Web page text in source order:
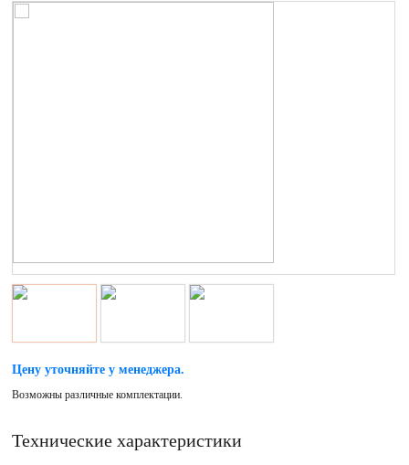
Цену уточняйте у менеджера.
Возможны различные комплектации.
Технические характеристики